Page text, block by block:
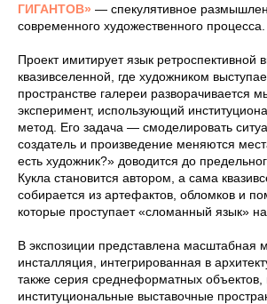
ГИГАНТОВ» — спекулятивное
современного художественного процесса.
Проект имитирует язык ретроспективной
квазивселенной, где художником
пространстве галереи разворачивается
эксперимент, использующий
метод. Его задача — смоделировать
создатель и произведение меняются
есть художник?» доводится до
Кукла становится автором, а сама
собирается из артефактов, обломков и
которые проступает «сломанный язык»
В экспозиции представлена масштабная
инсталляция, интегрированная в
также серия среднеформатных
институциональные выставочные